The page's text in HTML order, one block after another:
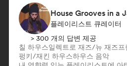
House Grooves in a
플레이리스트 큐레이터
> 300 개의 답변 제공
칠 하우스일렉트로 재즈/뉴 재즈
펑키/재킨 하우스하우스 음악